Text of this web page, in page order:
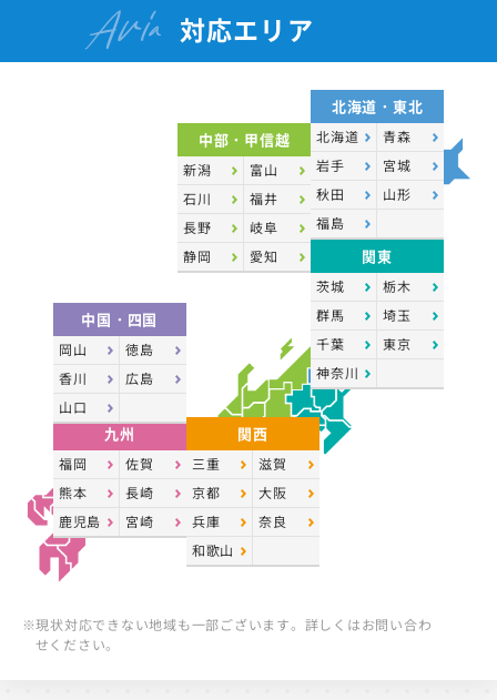
Aria 対応エリア
北海道・東北
北海道
青森
岩手
宮城
秋田
山形
福島
関東
茨城
栃木
群馬
埼玉
千葉
東京
神奈川
中部・甲信越
新潟
富山
石川
福井
長野
岐阜
静岡
愛知
関西
三重
滋賀
京都
大阪
兵庫
奈良
和歌山
中国・四国
岡山
徳島
香川
広島
山口
九州
福岡
佐賀
熊本
長崎
鹿児島
宮崎
※現状対応できない地域も一部ございます。詳しくはお問い合わ
せください。